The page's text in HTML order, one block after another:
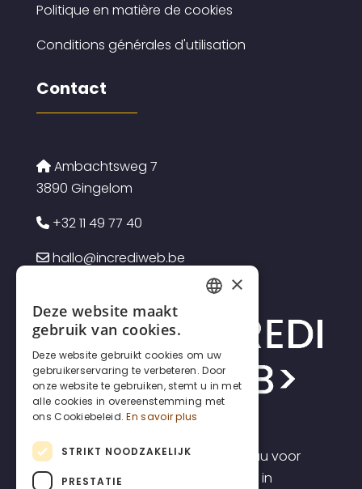
Politique en matière de cookies
Conditions générales d'utilisation
Contact
Ambachtsweg 7
3890 Gingelom
+32 11 49 77 40
hallo@incrediweb.be
Incrediweb is een webdesign bureau voor
zelfstandigen en kmo's. Wij geloven in
DUTCH
ENGLISH
×
Deze website maakt
gebruik van cookies.
Deze website gebruikt cookies om uw
gebruikerservaring te verbeteren. Door
onze website te gebruiken, stemt u in met
alle cookies in overeenstemming met
ons Cookiebeleid. En savoir plus
STRIKT NOODZAKELIJK
PRESTATIE